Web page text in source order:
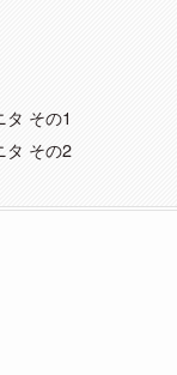
その1
タ その2